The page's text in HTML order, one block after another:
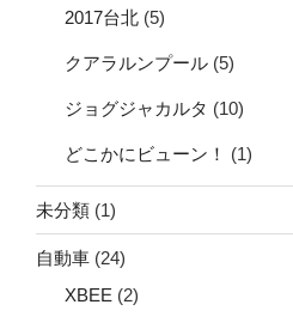
2017台北 (5)
クアラルンプール (5)
ジョグジャカルタ (10)
どこかにビューン！ (1)
未分類 (1)
自動車 (24)
XBEE (2)